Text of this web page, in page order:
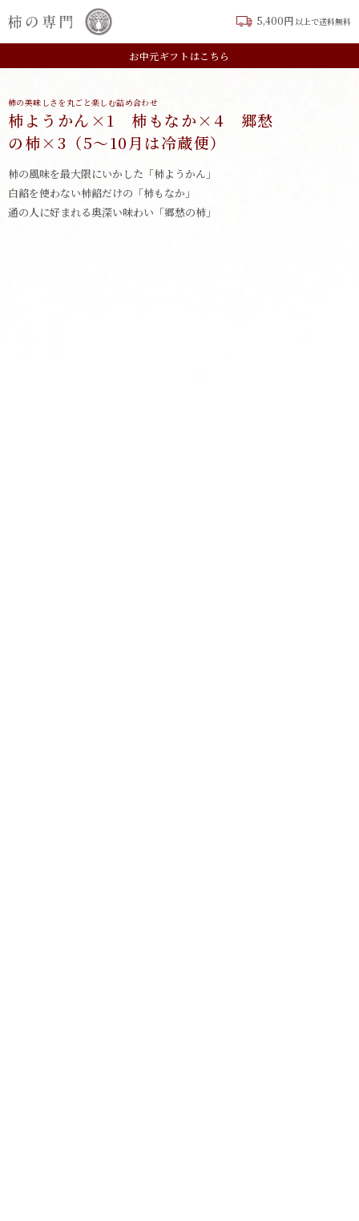
新規会員登録はこちら
お中元ギフトはこちら
5,400円以上で送料無料
柿の美味しさを丸ごと楽しむ詰め合わせ
柿ようかん×1 柿もなか×4 郷愁
の柿×3（5〜10月は冷蔵便）
柿の風味を最大限にいかした「柿ようかん」
白餡を使わない柿餡だけの「柿もなか」
通の人に好まれる奥深い味わい「郷愁の柿」